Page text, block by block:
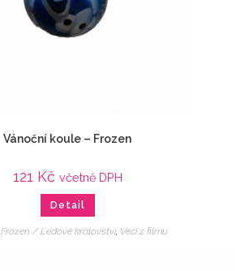
Vánoční koule – Frozen
121 Kč včetně DPH
Detail
Frozen / Ledové království, Veci z filmu